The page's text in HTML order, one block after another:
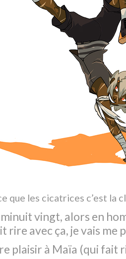
que les cicatrices c’est la
vingt, alors en
rire avec ça, je vais
plaisir à Maïa (qui fait